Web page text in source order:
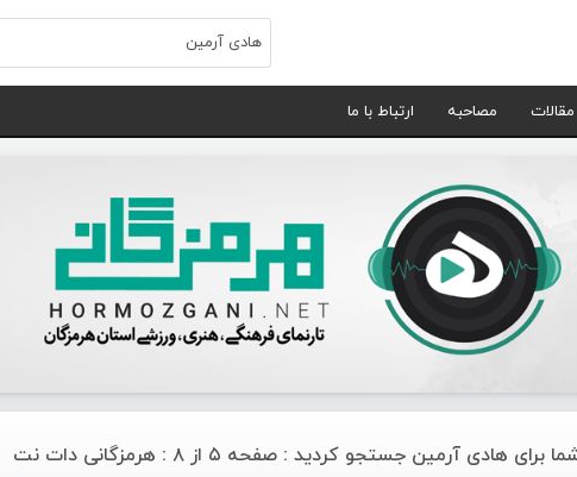
مقالات مصاحبه ارتباط با ما
برای هادی آرمین جستجو کردید : صفحه ۵ از ۸ : هرمزگانی دات نت